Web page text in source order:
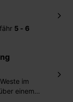
5 - 6
unter 60
Erhalt der
einem